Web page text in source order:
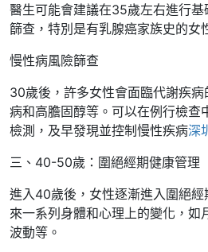
醫生可能會建議在35歲左右進行
篩查，特別是有乳腺癌家族史的女
慢性病風險篩查
30歲後，許多女性會面臨代謝疾
病和高膽固醇等。可以在例行檢查
檢測，及早發現並控制慢性疾病深
三、40-50歲：圍絕經期健康管理
進入40歲後，女性逐漸進入圍絕
來一系列身體和心理上的變化，如
波動等。